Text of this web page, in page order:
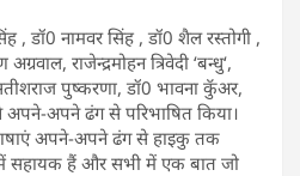
, डॉ0 नामवर सिंह , डॉ0 शैल रस्तोगी ,
राजेन्द्रमोहन त्रिवेदी ‘बन्धु‘,
पुष्करणा, डॉ0 भावना कॅुअर,
अपने-अपने ढंग से परिभाषित किया।
अपने-अपने ढंग से हाइकु तक
सहायक हैं और सभी में एक बात जो